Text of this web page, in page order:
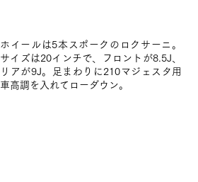
ホイールは5本スポークのロクサーニ。
サイズは20インチで、フロントが8.5J、
リアが9J。足まわりに210マジェスタ用
車高調を入れてローダウン。